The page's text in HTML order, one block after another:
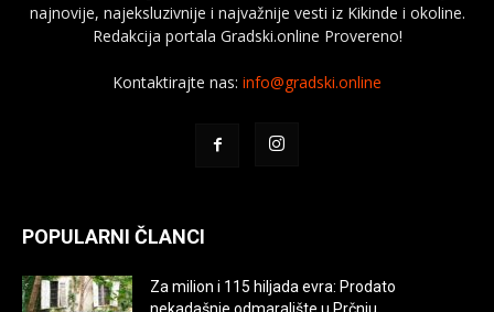
najnovije, najeksluzivnije i najvažnije vesti iz Kikinde i okoline.
Redakcija portala Gradski.online Provereno!
Kontaktirajte nas: info@gradski.online
POPULARNI ČLANCI
Za milion i 115 hiljada evra: Prodato